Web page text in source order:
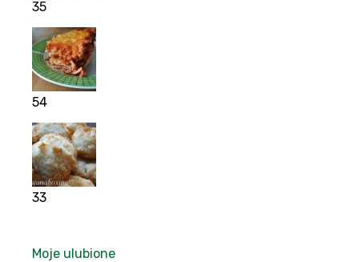
35
54
33
Moje ulubione